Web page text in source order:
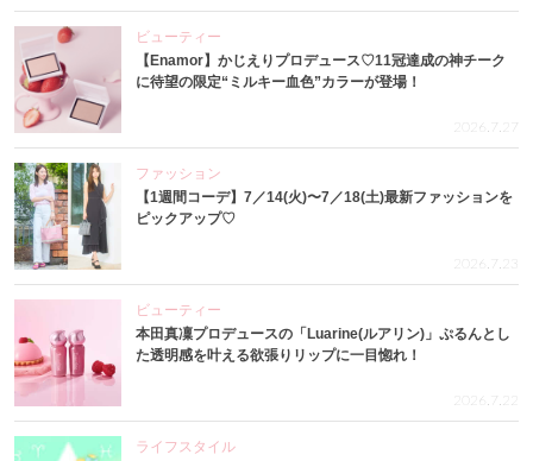
ビューティー
【Enamor】かじえりプロデュース♡11冠達成の神チーク
に待望の限定“ミルキー血色”カラーが登場！
2026.7.27
ファッション
【1週間コーデ】7／14(火)〜7／18(土)最新ファッションを
ピックアップ♡
2026.7.23
ビューティー
本田真凜プロデュースの「Luarine(ルアリン)」ぷるんとし
た透明感を叶える欲張りリップに一目惚れ！
2026.7.22
ライフスタイル